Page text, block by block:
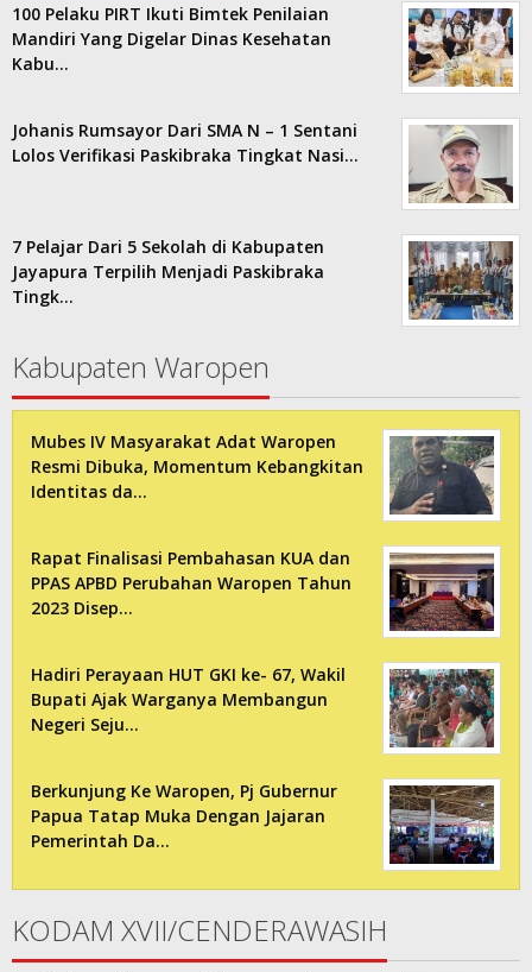
100 Pelaku PIRT Ikuti Bimtek Penilaian
Mandiri Yang Digelar Dinas Kesehatan
Kabu…
Johanis Rumsayor Dari SMA N – 1 Sentani
Lolos Verifikasi Paskibraka Tingkat Nasi…
7 Pelajar Dari 5 Sekolah di Kabupaten
Jayapura Terpilih Menjadi Paskibraka
Tingk…
Kabupaten Waropen
Mubes IV Masyarakat Adat Waropen
Resmi Dibuka, Momentum Kebangkitan
Identitas da…
Rapat Finalisasi Pembahasan KUA dan
PPAS APBD Perubahan Waropen Tahun
2023 Disep…
Hadiri Perayaan HUT GKI ke- 67, Wakil
Bupati Ajak Warganya Membangun
Negeri Seju…
Berkunjung Ke Waropen, Pj Gubernur
Papua Tatap Muka Dengan Jajaran
Pemerintah Da…
KODAM XVII/CENDERAWASIH